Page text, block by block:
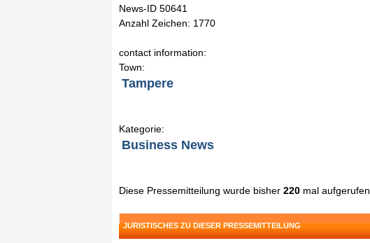
News-ID 50641
Anzahl Zeichen: 1770
contact information:
Town:
Tampere
Kategorie:
Business News
Diese Pressemitteilung wurde bisher 220 mal aufgerufen.
JURISTISCHES ZU DIESER PRESSEMITTEILUNG